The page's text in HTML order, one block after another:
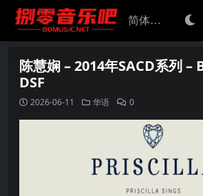
陈慧娴 – 2014年SACD系列 –
DSF
2026-06-11 华语 0